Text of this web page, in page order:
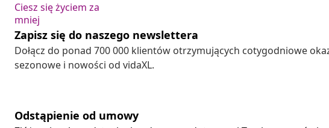
Ciesz się życiem za
mniej
Zapisz się do naszego newslettera
Dołącz do ponad 700 000 klientów otrzymujących cotygodniowe
sezonowe i nowości od vidaXL.
Odstąpienie od umowy